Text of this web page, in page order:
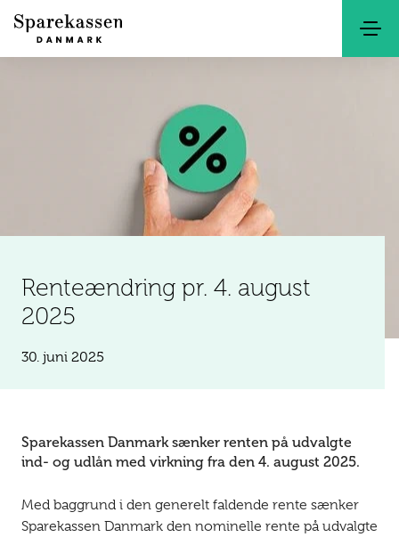
Renteændring pr. 4. august
2025
30. juni 2025
Sparekassen Danmark sænker renten på udvalgte
ind- og udlån med virkning fra den 4. august 2025.
Med baggrund i den generelt faldende rente sænker
Sparekassen Danmark den nominelle rente på udvalgte